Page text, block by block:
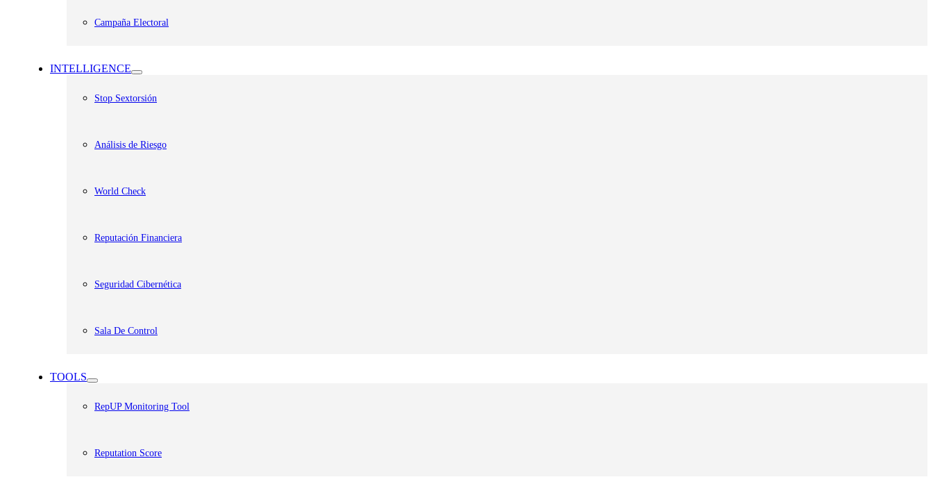
Campaña Electoral
INTELLIGENCE
Stop Sextorsión
Análisis de Riesgo
World Check
Reputación Financiera
Seguridad Cibernética
Sala De Control
TOOLS
RepUP Monitoring Tool
Reputation Score